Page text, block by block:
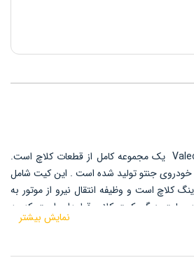
یک مجموعه کامل از قطعات کلاچ است.
این کیت شامل
کلاچ است و وظیفه انتقال نیرو از موتور به
به عبارت دیگر، کیت کلاچ قطعه‌ای است که به
دنده را انجام دهد و در صورت خرابی این
نمایش بیشتر